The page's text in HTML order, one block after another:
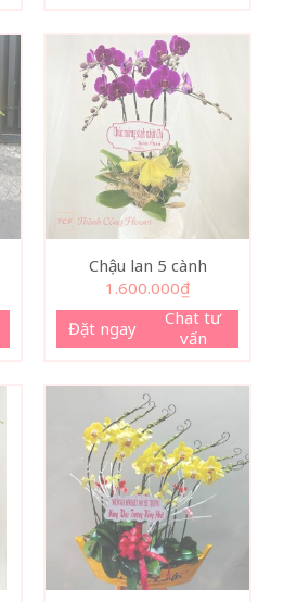
Chậu lan 5 cành
1.600.000₫
Đặt ngay
Chat tư
vấn